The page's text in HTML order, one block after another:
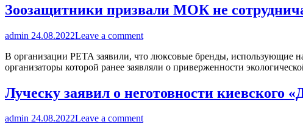
Зоозащитники призвали МОК не
admin 24.08.2022Leave a comment
В организации PETA заявили, что люксовые бренды,
организаторы которой ранее заявляли о приверженности
Луческу заявил о неготовности
admin 24.08.2022Leave a comment